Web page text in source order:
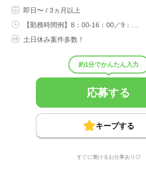
即日〜 / 3ヵ月以上
【勤務時間例】8：00-16：00／9：…
土日休み案件多数！
約1分でかんたん入力
応募する
キープする
すぐに働けるお仕事あり◎